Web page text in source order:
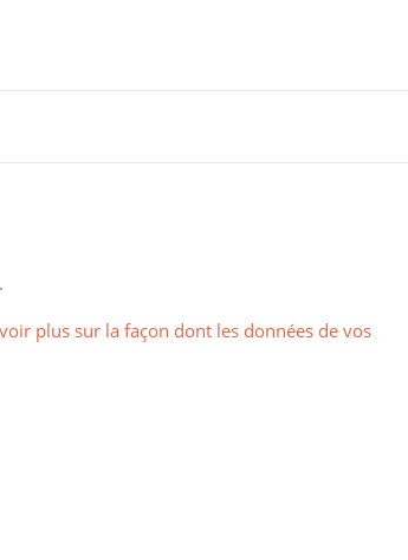
plus sur la façon dont les données de vos